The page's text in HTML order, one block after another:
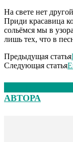
На свете нет
Приди красавица
сольёмся мы в
лишь тех, что в
Предыдущая статья
Следующая статья
АВТОРА